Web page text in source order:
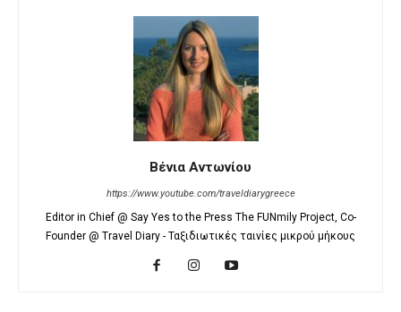
Βένια Αντωνίου
https://www.youtube.com/traveldiarygreece
Editor in Chief @ Say Yes to the Press The FUNmily Project, Co-
Founder @ Travel Diary - Ταξιδιωτικές ταινίες μικρού μήκους